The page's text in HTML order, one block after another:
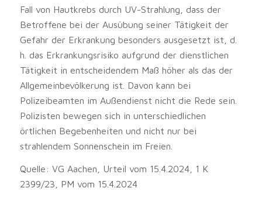
Fall von Hautkrebs durch UV-Strahlung, dass der
Betroffene bei der Ausübung seiner Tätigkeit der
Gefahr der Erkrankung besonders ausgesetzt ist, d.
h. das Erkrankungsrisiko aufgrund der dienstlichen
Tätigkeit in entscheidendem Maß höher als das der
Allgemeinbevölkerung ist. Davon kann bei
Polizeibeamten im Außendienst nicht die Rede sein.
Polizisten bewegen sich in unterschiedlichen
örtlichen Begebenheiten und nicht nur bei
strahlendem Sonnenschein im Freien.
Quelle: VG Aachen, Urteil vom 15.4.2024, 1 K
2399/23, PM vom 15.4.2024